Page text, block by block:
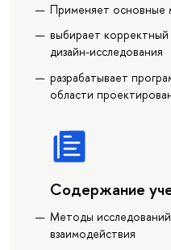
Применяет основные
выбирает
дизайн-исследования
разрабатывает
области
Содержание
Методы
взаимодействия